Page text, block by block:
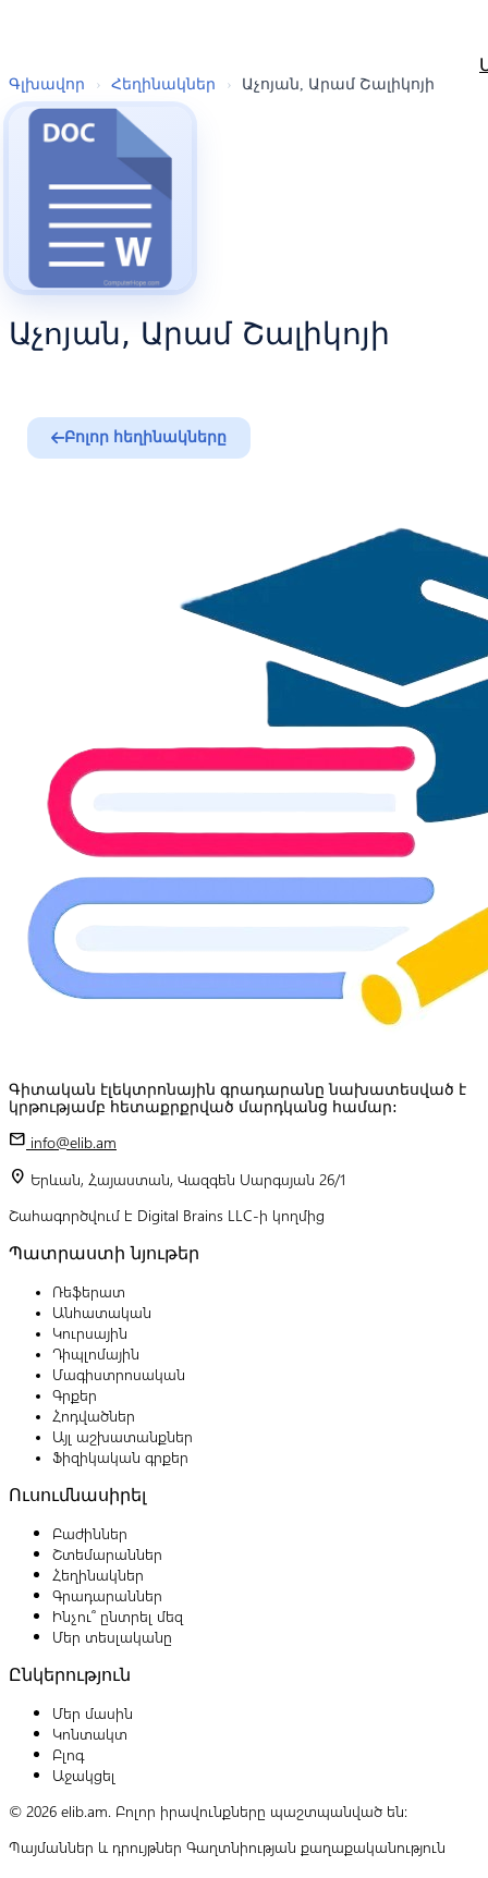
Գլխավոր › Հեղինակներ › Աչոյան, Արամ Շալիկոյի
Աչոյան, Արամ Շալիկոյի
Բոլոր հեղինակները
Գիտական էլեկտրոնային գրադարանը նախատեսված է
կրթությամբ հետաքրքրված մարդկանց համար:
mail info@elib.am
location_on Երևան, Հայաստան, Վազգեն Սարգսյան 26/1
Շահագործվում է Digital Brains LLC-ի կողմից
Պատրաստի նյութեր
Ռեֆերատ
Անհատական
Կուրսային
Դիպլոմային
Մագիստրոսական
Գրքեր
Հոդվածներ
Այլ աշխատանքներ
Ֆիզիկական գրքեր
Ուսումնասիրել
Բաժիններ
Շտեմարաններ
Հեղինակներ
Գրադարաններ
Ինչու՞ ընտրել մեզ
Մեր տեսլականը
Ընկերություն
Մեր մասին
Կոնտակտ
Բլոգ
Աջակցել
© 2026 elib.am. Բոլոր իրավունքները պաշտպանված են:
Պայմաններ և դրույթներ Գաղտնիության քաղաքականություն